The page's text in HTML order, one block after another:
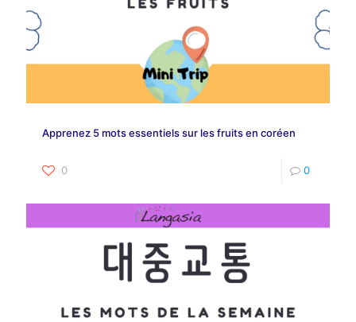
Apprenez 5 mots essentiels sur les fruits en coréen
0 0